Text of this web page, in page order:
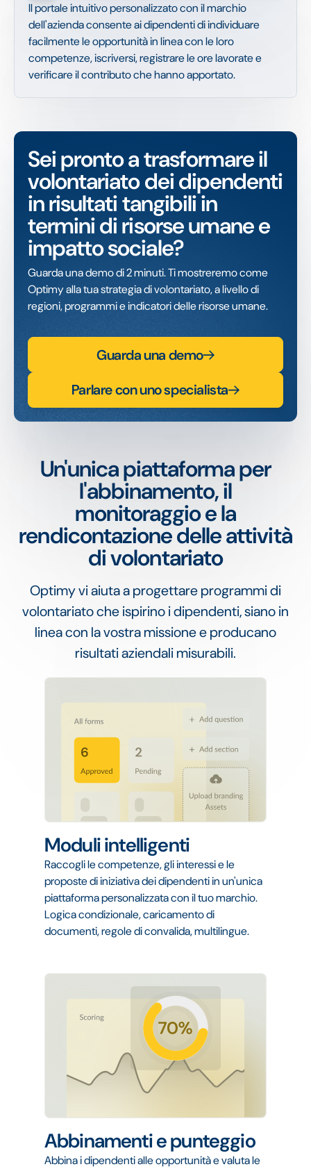
Il portale intuitivo personalizzato con il marchio
dell'azienda consente ai dipendenti di individuare
facilmente le opportunità in linea con le loro
competenze, iscriversi, registrare le ore lavorate e
verificare il contributo che hanno apportato.
Sei pronto a trasformare il
volontariato dei dipendenti
in risultati tangibili in
termini di risorse umane e
impatto sociale?
Guarda una demo di 2 minuti. Ti mostreremo come
Optimy alla tua strategia di volontariato, a livello di
regioni, programmi e indicatori delle risorse umane.
Guarda una demo
Parlare con uno specialista
Un'unica piattaforma per
l'abbinamento, il
monitoraggio e la
rendicontazione delle attività
di volontariato
Optimy vi aiuta a progettare programmi di
volontariato che ispirino i dipendenti, siano in
linea con la vostra missione e producano
risultati aziendali misurabili.
Moduli intelligenti
Raccogli le competenze, gli interessi e le
proposte di iniziativa dei dipendenti in un'unica
piattaforma personalizzata con il tuo marchio.
Logica condizionale, caricamento di
documenti, regole di convalida, multilingue.
Abbinamenti e punteggio
Abbina i dipendenti alle opportunità e valuta le